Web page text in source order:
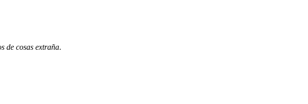
de cosas extraña.